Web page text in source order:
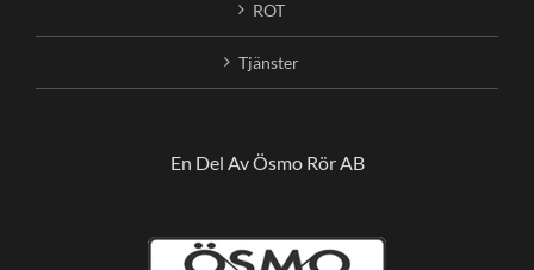
ROT
Tjänster
En Del Av Ösmo Rör AB